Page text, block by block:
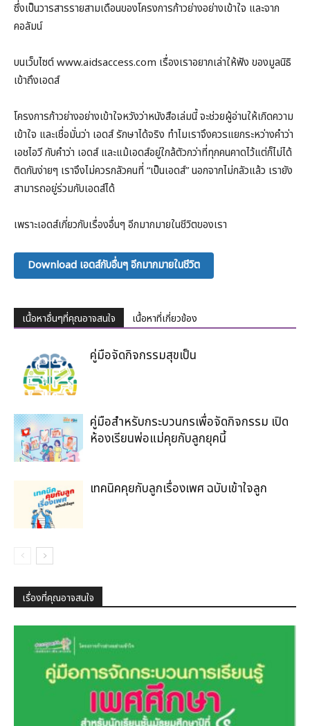
ซึ่งเป็นวารสารรายสามเดือนของโครงการก้าวย่างอย่างเข้าใจ และจาก
คอลัมน์
บนเว็บไซต์ www.aidsaccess.com เรื่องเราอยากเล่าให้ฟัง ของมูลนิธิ
เข้าถึงเอดส์
โครงการก้าวย่างอย่างเข้าใจหวังว่าหนังสือเล่มนี้ จะช่วยผู้อ่านให้เกิดความ
เข้าใจ และเชื่อมั่นว่า เอดส์ รักษาได้จริง ทำไมเราจึงควรแยกระหว่างคำว่า
เอชไอวี กับคำว่า เอดส์ และแม้เอดส์อยู่ใกล้ตัวกว่าที่ทุกคนคาดไว้แต่ก็ไม่ได้
ติดกันง่ายๆ เราจึงไม่ควรกลัวคนที่ “เป็นเอดส์” นอกจากไม่กลัวแล้ว เรายัง
สามารถอยู่ร่วมกับเอดส์ได้
เพราะเอดส์เกี่ยวกับเรื่องอื่นๆ อีกมากมายในชีวิตของเรา
Download เอดส์กับอื่นๆ อีกมากมายในชีวิต
เนื้อหาอื่นๆที่คุณอาจสนใจ เนื้อหาที่เกี่ยวข้อง
คู่มือจัดกิจกรรมสุขเป็น
คู่มือสำหรับกระบวนกรเพื่อจัดกิจกรรม เปิด
ห้องเรียนพ่อแม่คุยกับลูกยุคนี้
เทคนิคคุยกับลูกเรื่องเพศ ฉบับเข้าใจลูก
เรื่องที่คุณอาจสนใจ